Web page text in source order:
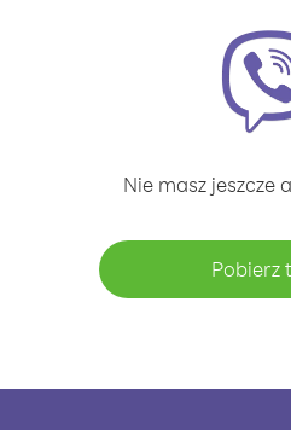
Nie masz jeszcze
Pobierz